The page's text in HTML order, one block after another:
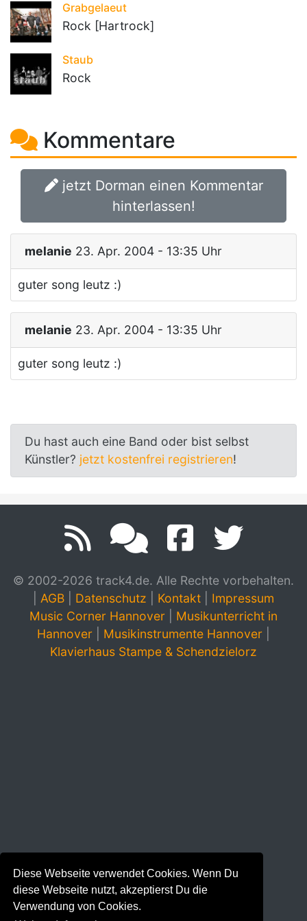
Diese Webseite verwendet Cookies. Wenn Du
diese Webseite nutzt, akzeptierst Du die
Verwendung von Cookies.
Grabgelaeut
Rock [Hartrock]
Staub
Rock
Kommentare
jetzt Dorman einen Kommentar
hinterlassen!
melanie 23. Apr. 2004 - 13:35 Uhr
guter song leutz :)
melanie 23. Apr. 2004 - 13:35 Uhr
guter song leutz :)
Du hast auch eine Band oder bist selbst
Künstler? jetzt kostenfrei registrieren!
© 2002-2026 track4.de. Alle Rechte vorbehalten.
AGB Datenschutz Kontakt
Impressum
Music Corner Hannover
Musikunterricht in
Hannover
Musikinstrumente Hannover
Klavierhaus Stampe & Schendzielorz